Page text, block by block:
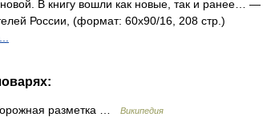
В книгу вошли как новые, так и ранее… —
России, (формат: 60x90/16, 208 стр.)
разметка … Википедия